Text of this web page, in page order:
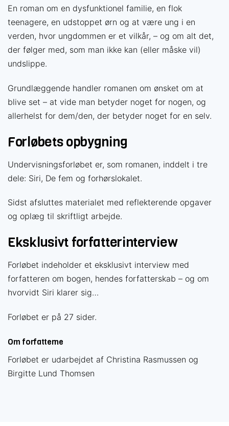
En roman om en dysfunktionel familie, en flok
teenagere, en udstoppet ørn og at være ung i en
verden, hvor ungdommen er et vilkår, – og om alt det,
der følger med, som man ikke kan (eller måske vil)
undslippe.
Grundlæggende handler romanen om ønsket om at
blive set – at vide man betyder noget for nogen, og
allerhelst for dem/den, der betyder noget for en selv.
Forløbets opbygning
Undervisningsforløbet er, som romanen, inddelt i tre
dele: Siri, De fem og forhørslokalet.
Sidst afsluttes materialet med reflekterende opgaver
og oplæg til skriftligt arbejde.
Eksklusivt forfatterinterview
Forløbet indeholder et eksklusivt interview med
forfatteren om bogen, hendes forfatterskab – og om
hvorvidt Siri klarer sig…
Forløbet er på 27 sider.
Om forfatterne
Forløbet er udarbejdet af Christina Rasmussen og
Birgitte Lund ThomsenFå mere ud af din